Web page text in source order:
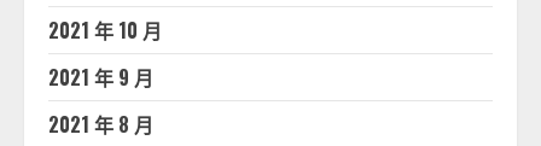
2021 年 10 月
2021 年 9 月
2021 年 8 月